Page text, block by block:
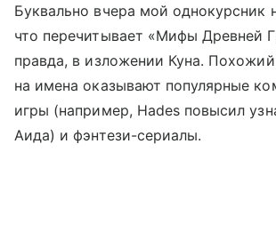
Буквально вчера мой однокурсник
что перечитывает «Мифы Древней
правда, в изложении Куна.
на имена оказывают популярные
игры (например, Hades повысил
Аида) и фэнтези-сериалы.